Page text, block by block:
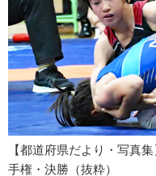
【都道府県だより・写真
手権・決勝（抜粋）